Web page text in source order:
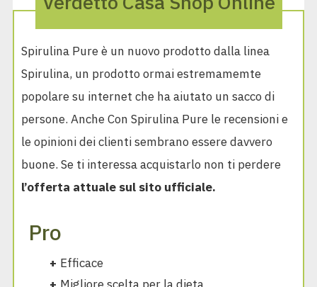
Spirulina Pure è un nuovo prodotto dalla linea
Spirulina, un prodotto ormai estremamemte
popolare su internet che ha aiutato un sacco di
persone. Anche Con Spirulina Pure le recensioni e
le opinioni dei clienti sembrano essere davvero
buone. Se ti interessa acquistarlo non ti perdere
l’offerta attuale sul sito ufficiale.
Pro
+ Efficace
+ Migliore scelta per la dieta